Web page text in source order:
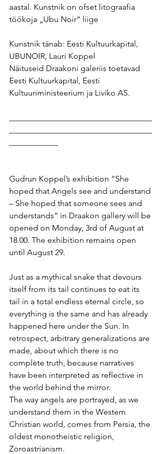
aastal. Kunstnik on ofset litograafia
töökoja „Ubu Noir“ liige
Kunstnik tänab: Eesti Kultuurkapital,
UBUNOIR, Lauri Koppel
Näituseid Draakoni galeriis toetavad
Eesti Kultuurkapital, Eesti
Kultuuriministeerium ja Liviko AS.
Gudrun Koppel’s exhibition “She
hoped that Angels see and understand
– She hoped that someone sees and
understands” in Draakon gallery will be
opened on Monday, 3rd of August at
18.00. The exhibition remains open
until August 29.
Just as a mythical snake that devours
itself from its tail continues to eat its
tail in a total endless eternal circle, so
everything is the same and has already
happened here under the Sun. In
retrospect, arbitrary generalizations are
made, about which there is no
complete truth, because narratives
have been interpreted as reflective in
the world behind the mirror.
The way angels are portrayed, as we
understand them in the Western
Christian world, comes from Persia, the
oldest monotheistic religion,
Zoroastrianism.